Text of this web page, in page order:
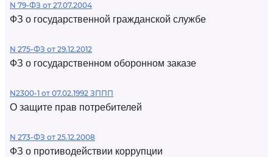
N 79-ФЗ от 27.07.2004
ФЗ о государственной гражданской службе
N 275-ФЗ от 29.12.2012
ФЗ о государственном оборонном заказе
N2300-1 от 07.02.1992 ЗППП
О защите прав потребителей
N 273-ФЗ от 25.12.2008
ФЗ о противодействии коррупции